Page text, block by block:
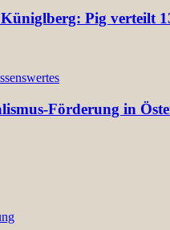
Küniglberg: Pig
Förderung in